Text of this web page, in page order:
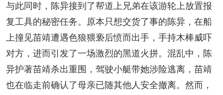
与此同时，陈异接到了帮道上兄弟在该游轮上放置报
复工具的秘密任务。原本只想交货了事的陈异，在船
上撞见苗靖遭遇色狼猥亵后愤而出手，手持木棒威吓
对方，进而引发了一场激烈的黑道火拼。混乱中，陈
异护著苗靖杀出重围，驾驶小艇带她涉险逃离，苗靖
也在临走前确认了母亲已随其他人安全撤离。然而，